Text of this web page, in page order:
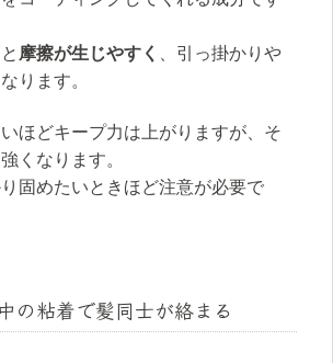
摩擦が生じやすく
、引っ掛かりや
ります。
ほどキープ力は上がりますが、そ
くなります。
固めたいときほど注意が必要で
の粘着で髪同士が絡まる